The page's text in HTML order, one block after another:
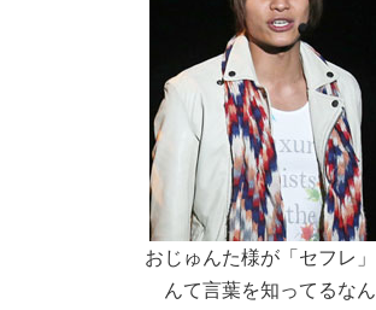
おじゅんた様が「セフレ
んて言葉を知ってるなん